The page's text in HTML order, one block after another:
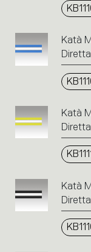
Katà
Katà
Katà